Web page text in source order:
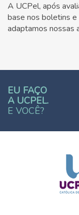
A UCPel, após
base nos boletins e
adaptamos nossas
EU FAÇO
A UCPEL.
E VOCÊ?